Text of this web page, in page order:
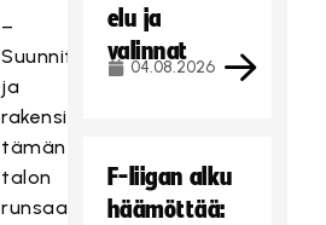
–
Suunnittelimme
ja
rakensimme
tämän
talon
runsaat
elu ja
valinnat
04.08.2026
F-liigan alku
häämöttää: